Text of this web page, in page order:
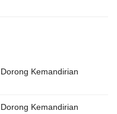
Kemandirian
Kemandirian